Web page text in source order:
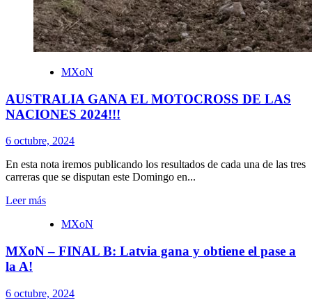
MXoN
AUSTRALIA GANA EL MOTOCROSS DE LAS
NACIONES 2024!!!
6 octubre, 2024
En esta nota iremos publicando los resultados de cada una de las tres
carreras que se disputan este Domingo en...
Leer más
MXoN
MXoN – FINAL B: Latvia gana y obtiene el pase a
la A!
6 octubre, 2024